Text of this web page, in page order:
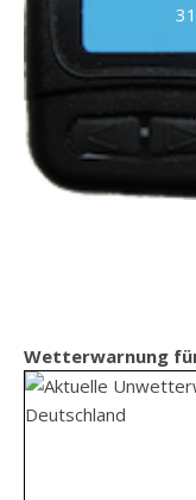
Wetterwarnung